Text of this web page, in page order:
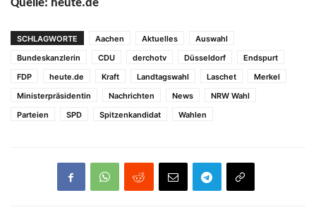
Quelle: heute.de
SCHLAGWORTE Aachen Aktuelles
Auswahl
Bundeskanzlerin
CDU derchotv Düsseldorf
Endspurt
FDP
heute.de Kraft Landtagswahl Laschet
Merkel
Ministerpräsidentin
Nachrichten News
NRW Wahl
Parteien
SPD Spitzenkandidat Wahlen